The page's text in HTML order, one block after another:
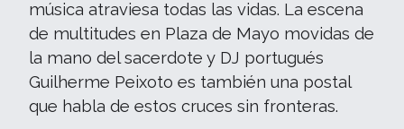
música atraviesa todas las vidas. La escena
de multitudes en Plaza de Mayo movidas de
la mano del sacerdote y DJ portugués
Guilherme Peixoto es también una postal
que habla de estos cruces sin fronteras.